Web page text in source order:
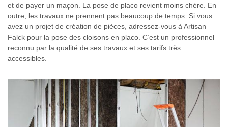
et de payer un maçon. La pose de placo revient moins chère. En
outre, les travaux ne prennent pas beaucoup de temps. Si vous
avez un projet de création de pièces, adressez-vous à Artisan
Falck pour la pose des cloisons en placo. C’est un professionnel
reconnu par la qualité de ses travaux et ses tarifs très
accessibles.